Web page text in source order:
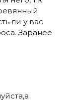
ли у вас
Заранее